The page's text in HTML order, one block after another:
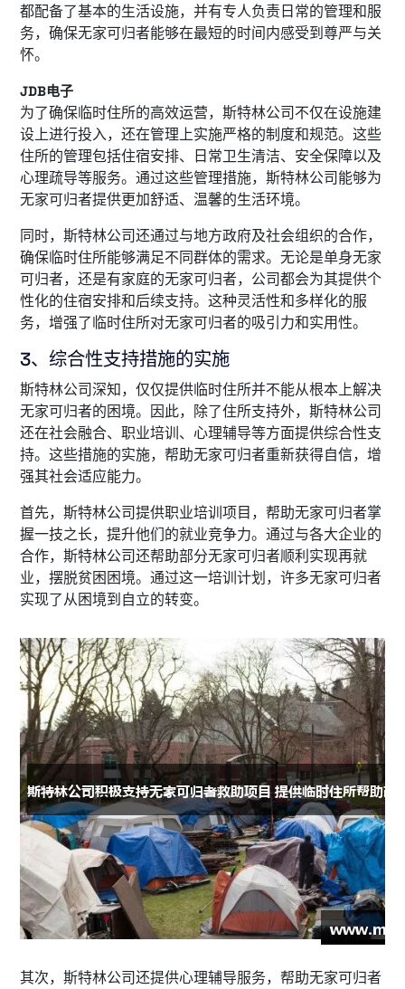
都配备了基本的生活设施，并有专人负责日常的管理和服
务，确保无家可归者能够在最短的时间内感受到尊严与关
怀。
JDB电子
为了确保临时住所的高效运营，斯特林公司不仅在设施建
设上进行投入，还在管理上实施严格的制度和规范。这些
住所的管理包括住宿安排、日常卫生清洁、安全保障以及
心理疏导等服务。通过这些管理措施，斯特林公司能够为
无家可归者提供更加舒适、温馨的生活环境。
同时，斯特林公司还通过与地方政府及社会组织的合作，
确保临时住所能够满足不同群体的需求。无论是单身无家
可归者，还是有家庭的无家可归者，公司都会为其提供个
性化的住宿安排和后续支持。这种灵活性和多样化的服
务，增强了临时住所对无家可归者的吸引力和实用性。
3、综合性支持措施的实施
斯特林公司深知，仅仅提供临时住所并不能从根本上解决
无家可归者的困境。因此，除了住所支持外，斯特林公司
还在社会融合、职业培训、心理辅导等方面提供综合性支
持。这些措施的实施，帮助无家可归者重新获得自信，增
强其社会适应能力。
首先，斯特林公司提供职业培训项目，帮助无家可归者掌
握一技之长，提升他们的就业竞争力。通过与各大企业的
合作，斯特林公司还帮助部分无家可归者顺利实现再就
业，摆脱贫困困境。通过这一培训计划，许多无家可归者
实现了从困境到自立的转变。
其次，斯特林公司还提供心理辅导服务，帮助无家可归者